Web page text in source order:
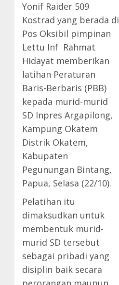
Yonif Raider 509
Kostrad yang berada di
Pos Oksibil pimpinan
Lettu Inf Rahmat
Hidayat memberikan
latihan Peraturan
Baris-Berbaris (PBB)
kepada murid-murid
SD Inpres Argapilong,
Kampung Okatem
Distrik Okatem,
Kabupaten
Pegunungan Bintang,
Papua, Selasa (22/10).
Pelatihan itu
dimaksudkan untuk
membentuk murid-
murid SD tersebut
sebagai pribadi yang
disiplin baik secara